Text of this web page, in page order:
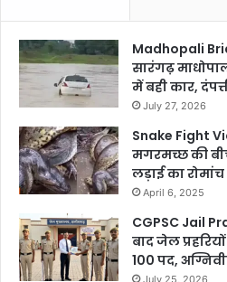
Madhopali
सारंगढ़
में बही कार,
July 27, 2026
Snake Fight
मगरमच्छ की
लड़ाई का
April 6, 2025
CGPSC Jail
बाद जेल
100 पद,
July 25, 2026